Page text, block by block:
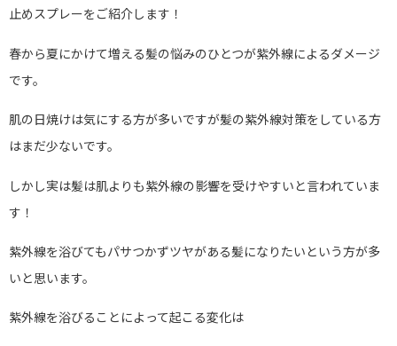
止めスプレーをご紹介します！
春から夏にかけて増える髪の悩みのひとつが紫外線によるダメージ
です。
肌の日焼けは気にする方が多いですが髪の紫外線対策をしている方
はまだ少ないです。
しかし実は髪は肌よりも紫外線の影響を受けやすいと言われていま
す！
紫外線を浴びてもパサつかずツヤがある髪になりたいという方が多
いと思います。
紫外線を浴びることによって起こる変化は